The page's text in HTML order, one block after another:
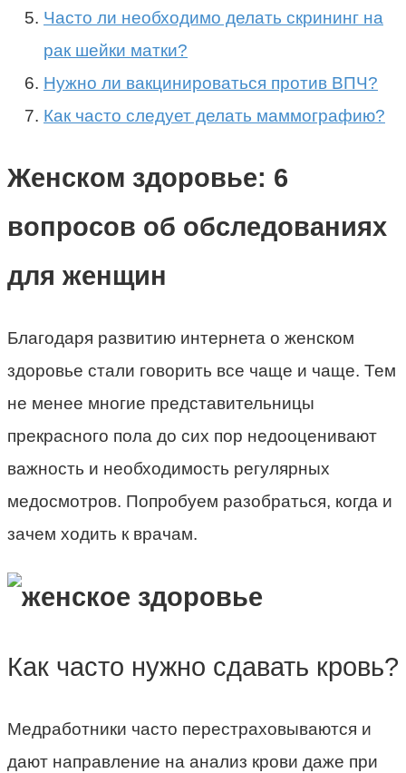
Часто ли необходимо делать скрининг на
рак шейки матки?
Нужно ли вакцинироваться против ВПЧ?
Как часто следует делать маммографию?
Женском здоровье: 6
вопросов об обследованиях
для женщин
Благодаря развитию интернета о женском
здоровье стали говорить все чаще и чаще. Тем
не менее многие представительницы
прекрасного пола до сих пор недооценивают
важность и необходимость регулярных
медосмотров. Попробуем разобраться, когда и
зачем ходить к врачам.
Как часто нужно сдавать кровь?
Медработники часто перестраховываются и
дают направление на анализ крови даже при